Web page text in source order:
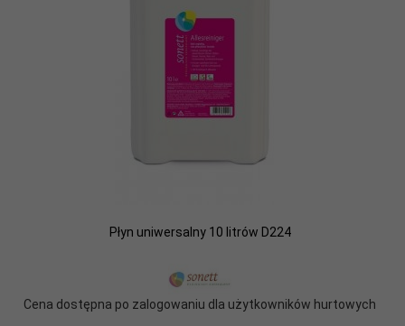
Płyn uniwersalny 10 litrów D224
Cena dostępna po zalogowaniu dla użytkowników hurtowych